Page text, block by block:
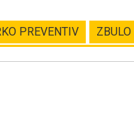
ZBULO
PREVENTIV